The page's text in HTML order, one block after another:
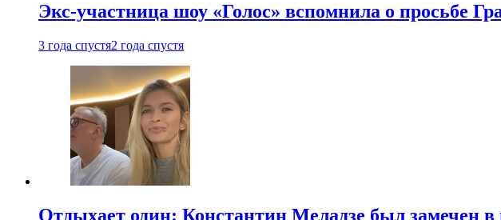
Экс-участница шоу «Голос» вспомнила о просьбе
3 года спустя2 года спустя
Отдыхает один: Константин Меладзе был замечен в